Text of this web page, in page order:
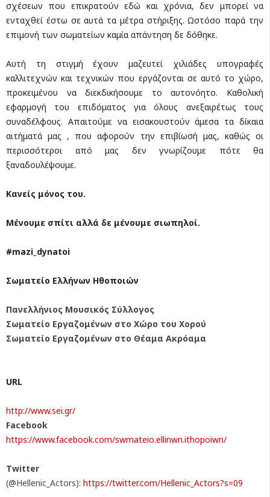
σχέσεων που επικρατούν εδώ και χρόνια, δεν μπορεί να
ενταχθεί έστω σε αυτά τα μέτρα στήριξης. Ωστόσο παρά την
επιμονή των σωματείων καμία απάντηση δε δόθηκε.
Αυτή τη στιγμή έχουν μαζευτεί χιλιάδες υπογραφές
καλλιτεχνών και τεχνικών που εργάζονται σε αυτό το χώρο,
προκειμένου να διεκδικήσουμε το αυτονόητο. Καθολική
εφαρμογή του επιδόματος για όλους ανεξαιρέτως τους
συναδέλφους. Απαιτούμε να εισακουστούν άμεσα τα δίκαια
αιτήματά μας , που αφορούν την επιβίωσή μας, καθώς οι
περισσότεροι από μας δεν γνωρίζουμε πότε θα
ξαναδουλέψουμε.
Κανείς μόνος του.
Μένουμε σπίτι αλλά δε μένουμε σιωπηλοί.
#mazi_dynatoi
Σωματείο Ελλήνων Ηθοποιών
Πανελλήνιος Μουσικός Σύλλογος
Σωματείο Εργαζομένων στο Χώρο του Χορού
Σωματείο Εργαζομένων στο Θέαμα Ακρόαμα
URL
http://www.sei.gr/
Facebook
https://www.facebook.com/swmateio.ellinwn.ithopoiwn/
Twitter
(@Hellenic_Actors): https://twitter.com/Hellenic_ Actors?s=09